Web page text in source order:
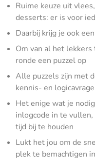
Ruime keuze uit
desserts: er is voor
Daarbij krijg je ook
Om van al het
ronde een puzzel op
​Alle puzzels zijn met
kennis- en
Het enige wat je
inlogcode in te
tijd bij te houden
Lukt het jou om de
plek te bemachtigen